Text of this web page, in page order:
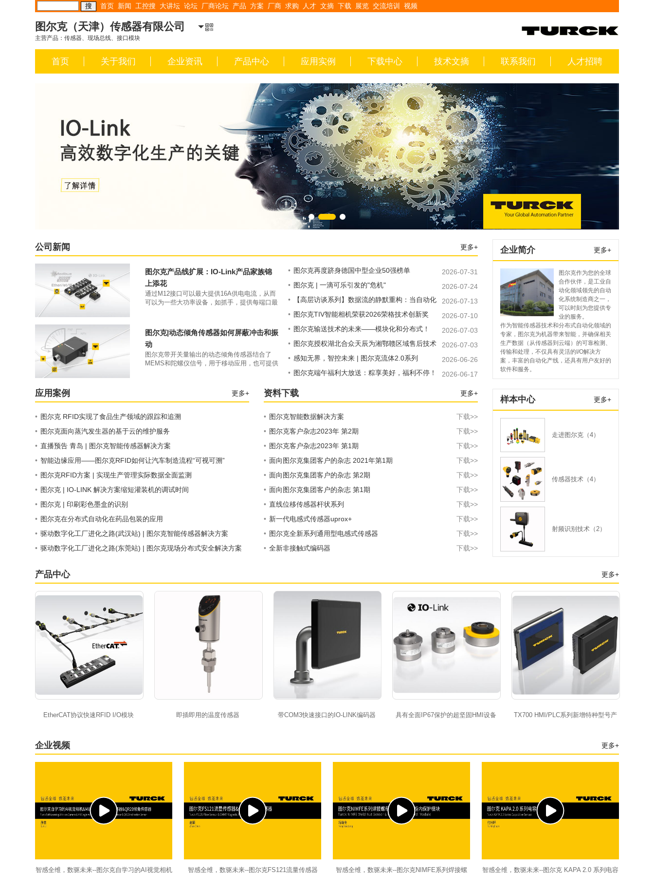
首页 新闻 工控搜 大讲坛 论坛 厂商论坛 产品 方案 厂商 求购 人才 文摘 下载 展览 交流培训 视频
图尔克（天津）传感器有限公司
主营产品：传感器、现场总线、接口模块
首页 关于我们 企业资讯 产品中心 应用实例 下载中心 技术文摘 联系我们 人才招聘
公司新闻 更多+
图尔克产品线扩展：IO-Link产品家族锦
上添花
通过M12接口可以最大提供16A供电电流，从而
可以为一些大功率设备，如抓手，提供每端口最
本体上。
图尔克|动态倾角传感器如何屏蔽冲击和振
动
图尔克带开关量输出的动态倾角传感器结合了
MEMS和陀螺仪信号，用于移动应用，也可提供
• 图尔克再度跻身德国中型企业50强榜单
2026-07-31
• 图尔克 | 一滴可乐引发的"危机"
2026-07-24
•
【高层访谈系列】数据流的静默重构：当自动化
从"控制中心"走向"数据网络"——图尔克接受中国
工控网专访
2026-07-13
• 图尔克TIV智能相机荣获2026荣格技术创新奖
2026-07-10
• 图尔克输送技术的未来——模块化和分布式！
2026-07-03
• 图尔克授权湖北合众天辰为湘鄂赣区域售后技术
服务商，开启本地化服务新模式
2026-07-03
• 感知无界，智控未来 | 图尔克流体2.0系列
2026-06-26
• 图尔克端午福利大放送：粽享美好，福利不停！ 2026-06-17
应用案例 更多+
• 图尔克 RFID实现了食品生产领域的跟踪和追溯
• 图尔克面向蒸汽发生器的基于云的维护服务
• 直播预告 青岛 | 图尔克智能传感器解决方案
• 智能边缘应用——图尔克RFID如何让汽车制造流程“可视可溯”
• 图尔克RFID方案 | 实现生产管理实际数据全面监测
• 图尔克 | IO-LINK 解决方案缩短灌装机的调试时间
• 图尔克 | 印刷彩色墨盒的识别
• 图尔克在分布式自动化在药品包装的应用
• 驱动数字化工厂进化之路(武汉站) | 图尔克智能传感器解决方案
• 驱动数字化工厂进化之路(东莞站) | 图尔克现场分布式安全解决方案
资料下载 更多+
• 图尔克智能数据解决方案
下载>>
• 图尔克客户杂志2023年 第2期
下载>>
• 图尔克客户杂志2023年 第1期
下载>>
• 面向图尔克集团客户的杂志 2021年第1期
下载>>
• 面向图尔克集团客户的杂志 第2期
下载>>
• 面向图尔克集团客户的杂志 第1期
下载>>
• 直线位移传感器杆状系列
下载>>
• 新一代电感式传感器uprox+
下载>>
• 图尔克全新系列通用型电感式传感器
下载>>
• 全新非接触式编码器 下载>>
企业简介 更多+
图尔克作为您的全球
合作伙伴，是工业自
动化领域领先的自动
化系统制造商之一，
可以时刻为您提供专
业的服务。
作为智能传感器技术和分布式自动化领域的
专家，图尔克为机器带来智能，并确保相关
生产数据（从传感器到云端）的可靠检测、
传输和处理，不仅具有灵活的I/O解决方
案，丰富的自动化产线，还具有用户友好的
软件和服务。
样本中心 更多+
走进图尔克（4）
传感器技术（4）
射频识别技术（2）
产品中心 更多+
EtherCAT协议快速RFID I/O模块 即插即用的温度传感器 带COM3快速接口的IO-LINK编码器 具有全面IP67保护的超坚固HMI设备
TX700 HMI/PLC系列新增特种型号产
企业视频 更多+
智感全维，数驱未来--图尔克自学习的AI视觉相机 智感全维，数驱未来--图尔克FS121流量传感器 智感全维，数驱未来--图尔克NIMFE系列焊接螺 智感全维，数驱未来--图尔克 KAPA 2.0 系列电容